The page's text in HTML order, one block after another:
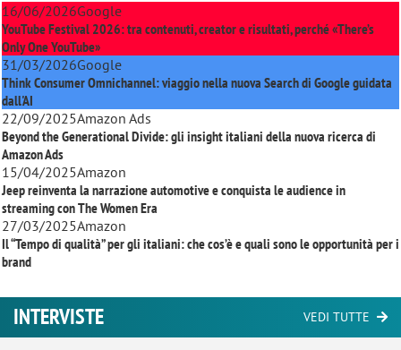
16/06/2026Google
YouTube Festival 2026: tra contenuti, creator e risultati, perché «There’s
Only One YouTube»
31/03/2026Google
Think Consumer Omnichannel: viaggio nella nuova Search di Google guidata
dall'AI
22/09/2025Amazon Ads
Beyond the Generational Divide: gli insight italiani della nuova ricerca di
Amazon Ads
15/04/2025Amazon
Jeep reinventa la narrazione automotive e conquista le audience in
streaming conThe Women Era
27/03/2025Amazon
Il “Tempo di qualità” per gli italiani: che cos’è e quali sono le opportunità per i
brand
INTERVISTE VEDI TUTTE